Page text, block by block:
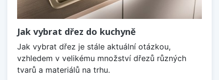
Jak vybrat dřez do kuchyně
Jak vybrat dřez je stále aktuální otázkou,
vzhledem v velikému množství dřezů různých
tvarů a materiálů na trhu.